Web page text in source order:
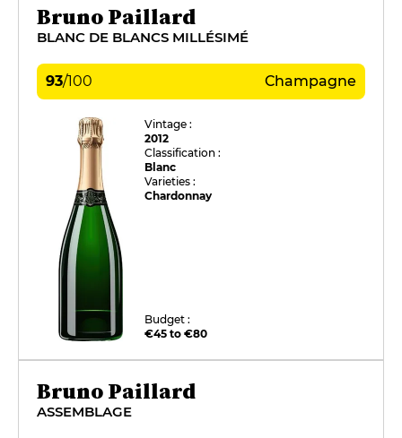
Bruno Paillard
BLANC DE BLANCS MILLÉSIMÉ
93/100 Champagne
Vintage :
2012
Classification :
Blanc
Varieties :
Chardonnay
Budget :
€45 to €80
Bruno Paillard
ASSEMBLAGE